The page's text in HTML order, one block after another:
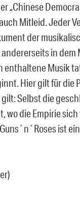
„Chinese
Mitleid. Jeder
der
in dem
enthaltene Musik
Hier gilt für die
Selbst die
wo die Empirie
ist